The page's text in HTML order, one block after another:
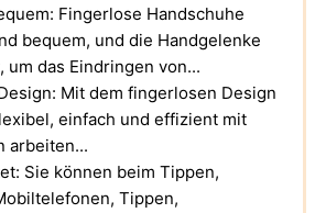
Fingerlose Handschuhe
bequem, und die Handgelenke
um das Eindringen von...
Mit dem fingerlosen Design
einfach und effizient mit
arbeiten...
Sie können beim Tippen,
Tippen,